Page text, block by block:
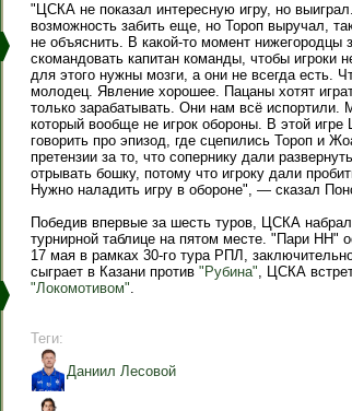
"ЦСКА не показал интересную игру, но
возможность забить еще, но Тороп выручал,
не объяснить. В какой-то момент нижегородцы
скомандовать капитан команды, чтобы игроки
для этого нужны мозги, а они не всегда есть.
молодец. Явление хорошее. Пацаны хотят
только зарабатывать. Они нам всё испортили.
который вообще не игрок обороны. В этой
говорить про эпизод, где сцепились Тороп и
претензии за то, что сопернику дали
отрывать бошку, потому что игроку дали
Нужно наладить игру в обороне", — сказал
Победив впервые за шесть туров, ЦСКА
турнирной таблице на пятом месте. "Пари НН"
17 мая в рамках 30-го тура РПЛ,
сыграет в Казани против "Рубина", ЦСКА
"Локомотивом".
Теги:
Даниил Лесовой